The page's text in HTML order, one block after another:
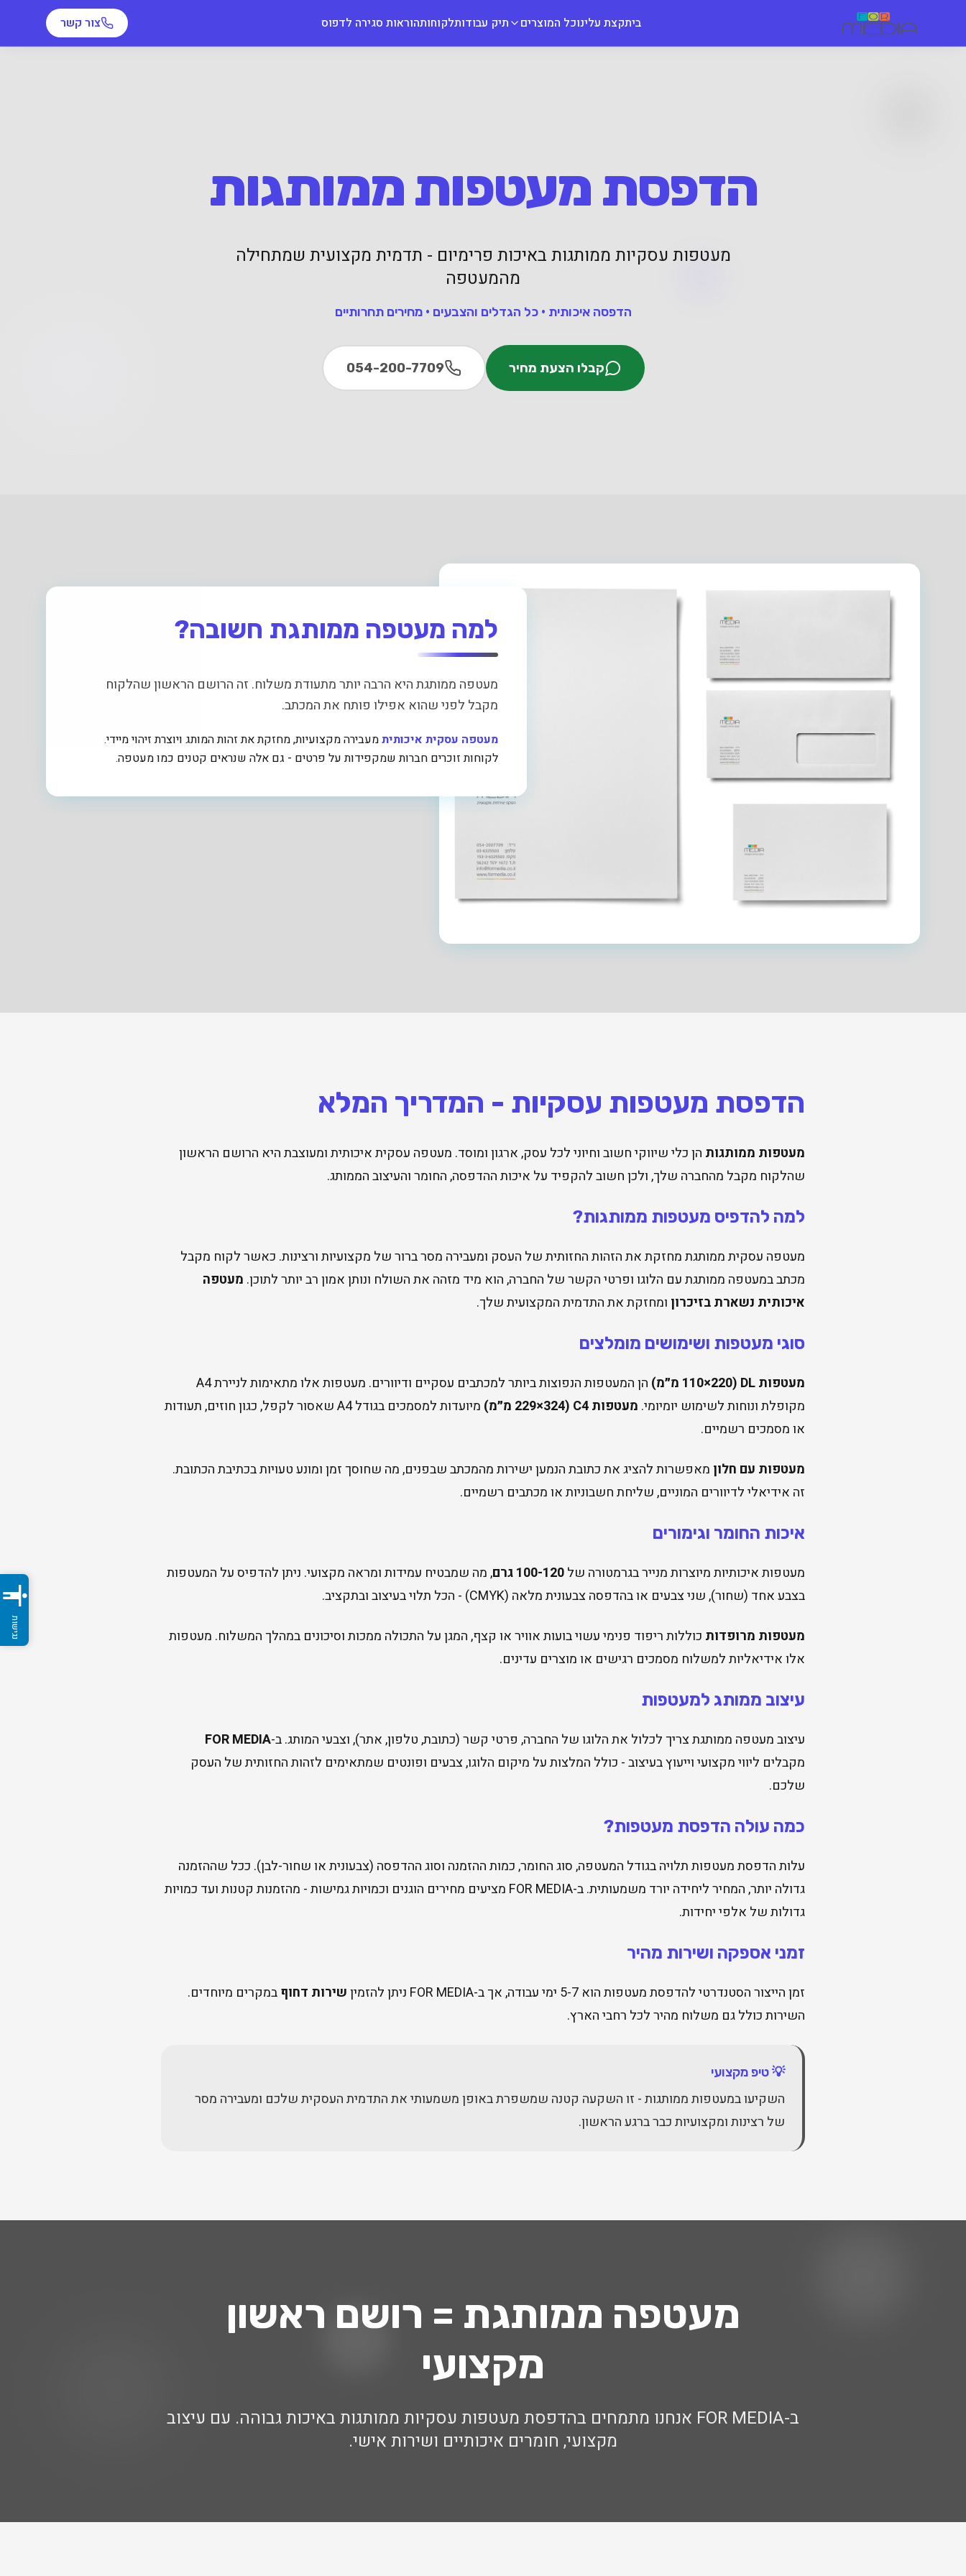
ביתקצת עלינוכל המוצרים תיק עבודותלקוחותהוראות סגירה לדפוס צור קשר
הדפסת מעטפות ממותגות
מעטפות עסקיות ממותגות באיכות פרימיום - תדמית מקצועית שמתחילה
מהמעטפה
הדפסה איכותית • כל הגדלים והצבעים • מחירים תחרותיים
קבלו הצעת מחיר 054-200-7709
למה מעטפה ממותגת חשובה?
מעטפה ממותגת היא הרבה יותר מתעודת משלוח. זה הרושם הראשון שהלקוח
מקבל לפני שהוא אפילו פותח את המכתב.
מעטפה עסקית איכותיתמעבירה מקצועיות, מחזקת את זהות המותג ויוצרת זיהוי מיידי.
לקוחות זוכרים חברות שמקפידות על פרטים - גם אלה שנראים קטנים כמו מעטפה.
הדפסת מעטפות עסקיות - המדריך המלא
מעטפות ממותגות הן כלי שיווקי חשוב וחיוני לכל עסק, ארגון ומוסד. מעטפה עסקית איכותית ומעוצבת היא הרושם הראשון
שהלקוח מקבל מהחברה שלך, ולכן חשוב להקפיד על איכות ההדפסה, החומר והעיצוב הממותג.
למה להדפיס מעטפות ממותגות?
מעטפה עסקית ממותגת מחזקת את הזהות החזותית של העסק ומעבירה מסר ברור של מקצועיות ורצינות. כאשר לקוח מקבל
מכתב במעטפה ממותגת עם הלוגו ופרטי הקשר של החברה, הוא מיד מזהה את השולח ונותן אמון רב יותר לתוכן. מעטפה
איכותית נשארת בזיכרון ומחזקת את התדמית המקצועית שלך.
סוגי מעטפות ושימושים מומלצים
מעטפות DL (110×220 מ״מ)
הן המעטפות הנפוצות ביותר למכתבים עסקיים ודיוורים. מעטפות אלו מתאימות לניירת A4
מקופלת ונוחות לשימוש יומיומי. מעטפות C4 (229×324 מ״מ)
מיועדות למסמכים בגודל A4 שאסור לקפל, כגון חוזים, תעודות
או מסמכים רשמיים.
מעטפות עם חלון מאפשרות להציג את כתובת הנמען ישירות מהמכתב שבפנים, מה שחוסך זמן ומונע טעויות בכתיבת הכתובת.
זה אידיאלי לדיוורים המוניים, שליחת חשבוניות או מכתבים רשמיים.
איכות החומר וגימורים
מעטפות איכותיות מיוצרות מנייר בגרמטורה של100-120 גרם
, מה שמבטיח עמידות ומראה מקצועי. ניתן להדפיס על המעטפות
בצבע אחד (שחור), שני צבעים או בהדפסה צבעונית מלאה (CMYK) - הכל תלוי בעיצוב ובתקציב.
מעטפות מרופדות כוללות ריפוד פנימי עשוי בועות אוויר או קצף, המגן על התכולה ממכות וסיכונים במהלך המשלוח. מעטפות
אלו אידיאליות למשלוח מסמכים רגישים או מוצרים עדינים.
עיצוב ממותג למעטפות
עיצוב מעטפה ממותגת צריך לכלול את הלוגו של החברה, פרטי קשר (כתובת, טלפון, אתר), וצבעי המותג. ב-FOR MEDIA
מקבלים ליווי מקצועי וייעוץ בעיצוב - כולל המלצות על מיקום הלוגו, צבעים ופונטים שמתאימים לזהות החזותית של העסק
שלכם.
כמה עולה הדפסת מעטפות?
עלות הדפסת מעטפות תלויה בגודל המעטפה, סוג החומר, כמות ההזמנה וסוג ההדפסה (צבעונית או שחור-לבן). ככל שההזמנה
גדולה יותר, המחיר ליחידה יורד משמעותית. ב-FOR MEDIA מציעים מחירים הוגנים וכמויות גמישות - מהזמנות קטנות ועד כמויות
גדולות של אלפי יחידות.
זמני אספקה ושירות מהיר
זמן הייצור הסטנדרטי להדפסת מעטפות הוא 5-7 ימי עבודה, אך ב-FOR MEDIA ניתן להזמין שירות דחוףבמקרים מיוחדים.
השירות כולל גם משלוח מהיר לכל רחבי הארץ.
💡 טיפ מקצועי
השקיעו במעטפות ממותגות - זו השקעה קטנה שמשפרת באופן משמעותי את התדמית העסקית שלכם ומעבירה מסר
של רצינות ומקצועיות כבר ברגע הראשון.
מעטפה ממותגת = רושם ראשון
מקצועי
ב-FOR MEDIA אנחנו מתמחים בהדפסת מעטפות עסקיות ממותגות באיכות גבוהה. עם עיצוב
מקצועי, חומרים איכותיים ושירות אישי.
accessibility